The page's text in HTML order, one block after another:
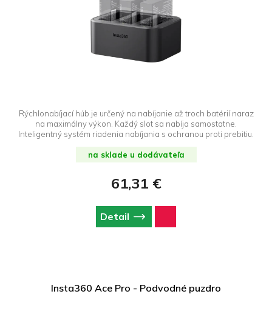
Rýchlonabíjací húb je určený na nabíjanie až troch batérií naraz
na maximálny výkon. Každý slot sa nabíja samostatne.
Inteligentný systém riadenia nabíjania s ochranou proti prebitiu.
na sklade u dodávateľa
61,31 €
Detail
Insta360 Ace Pro - Podvodné puzdro